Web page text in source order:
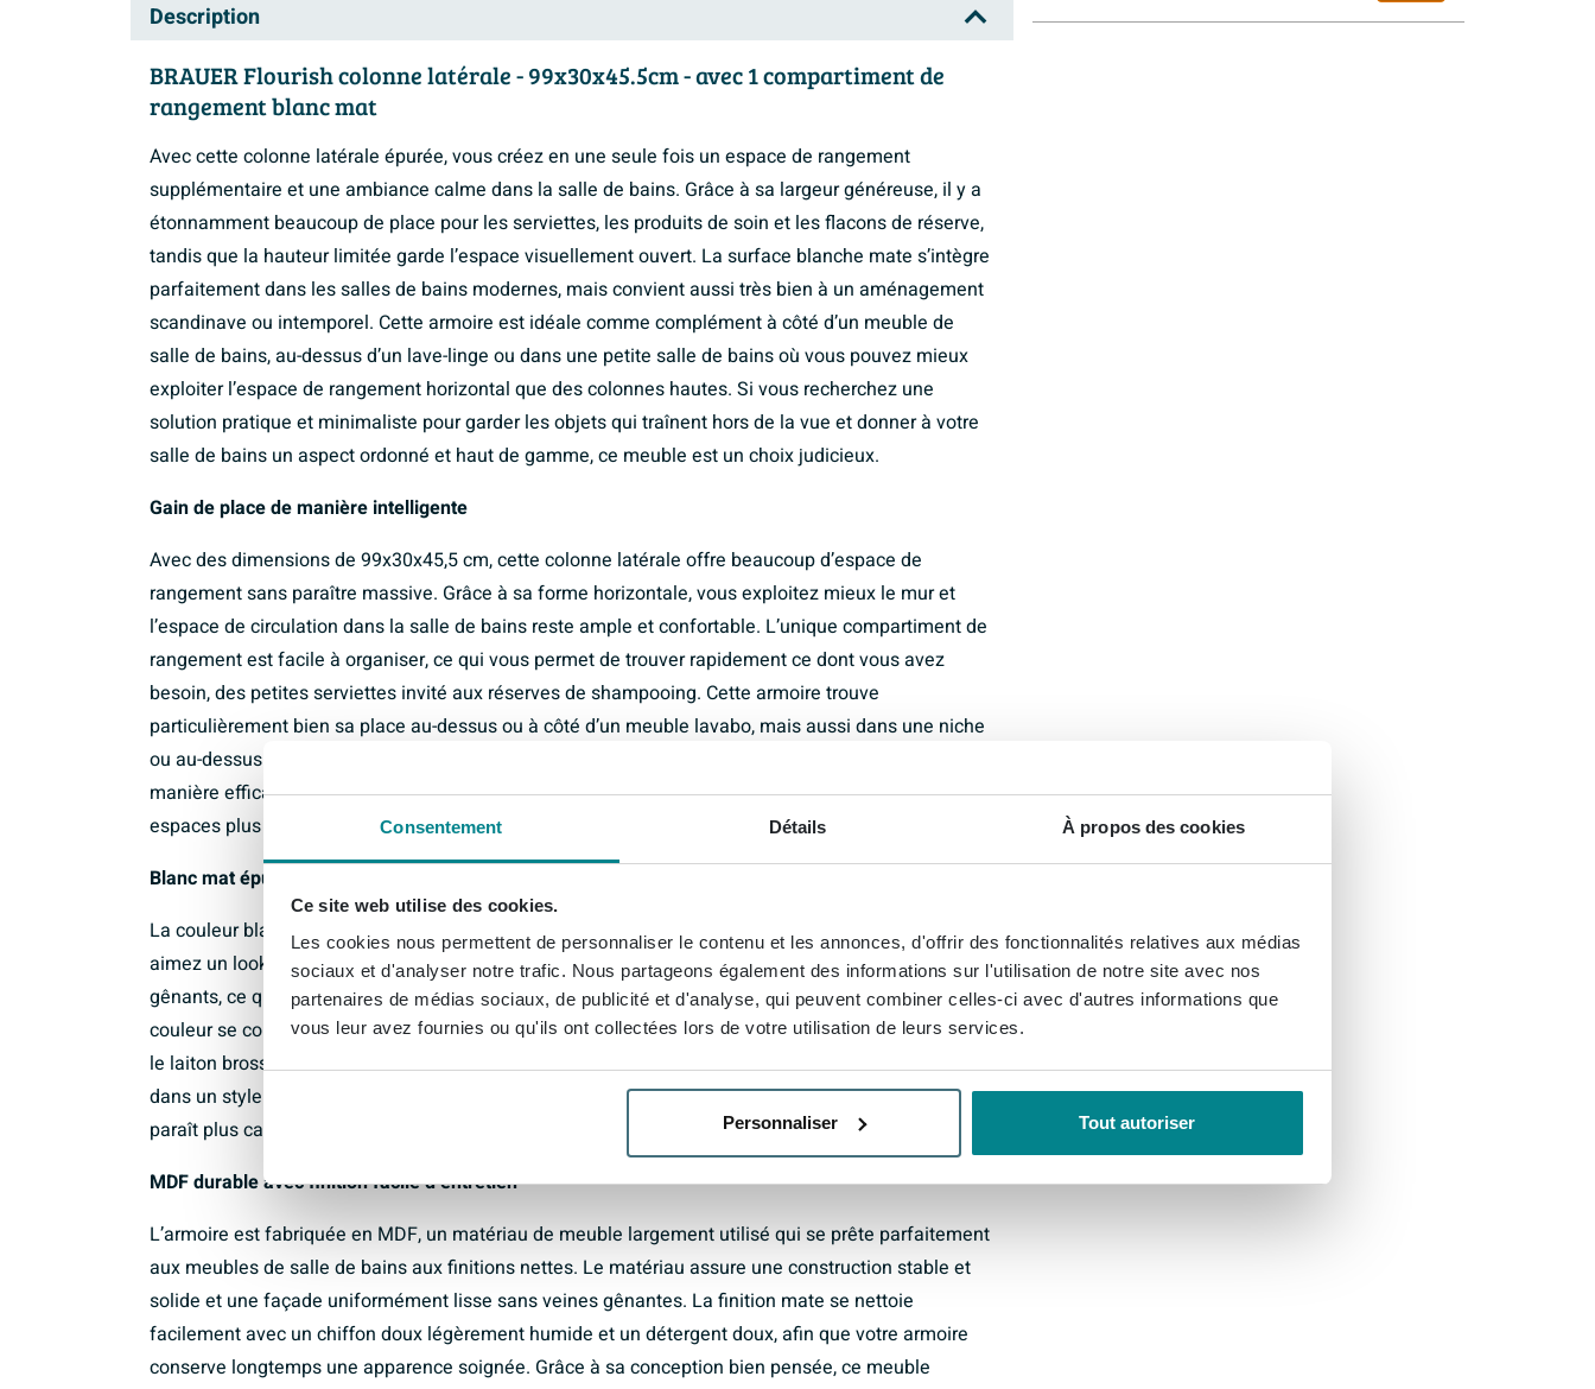
Consentement Détails À propos des cookies
Ce site web utilise des cookies.
Les cookies nous permettent de personnaliser le contenu et les annonces, d'offrir des fonctionnalités relatives aux médias
sociaux et d'analyser notre trafic. Nous partageons également des informations sur l'utilisation de notre site avec nos
partenaires de médias sociaux, de publicité et d'analyse, qui peuvent combiner celles-ci avec d'autres informations que
vous leur avez fournies ou qu'ils ont collectées lors de votre utilisation de leurs services.
Personnaliser Tout autoriser
Description
BRAUER Flourish colonne latérale - 99x30x45.5cm - avec 1 compartiment de
rangement blanc mat
Avec cette colonne latérale épurée, vous créez en une seule fois un espace de rangement
supplémentaire et une ambiance calme dans la salle de bains. Grâce à sa largeur généreuse, il y a
étonnamment beaucoup de place pour les serviettes, les produits de soin et les flacons de réserve,
tandis que la hauteur limitée garde l’espace visuellement ouvert. La surface blanche mate s’intègre
parfaitement dans les salles de bains modernes, mais convient aussi très bien à un aménagement
scandinave ou intemporel. Cette armoire est idéale comme complément à côté d’un meuble de
salle de bains, au-dessus d’un lave-linge ou dans une petite salle de bains où vous pouvez mieux
exploiter l’espace de rangement horizontal que des colonnes hautes. Si vous recherchez une
solution pratique et minimaliste pour garder les objets qui traînent hors de la vue et donner à votre
salle de bains un aspect ordonné et haut de gamme, ce meuble est un choix judicieux.
Gain de place de manière intelligente
Avec des dimensions de 99x30x45,5 cm, cette colonne latérale offre beaucoup d’espace de
rangement sans paraître massive. Grâce à sa forme horizontale, vous exploitez mieux le mur et
l’espace de circulation dans la salle de bains reste ample et confortable. L’unique compartiment de
rangement est facile à organiser, ce qui vous permet de trouver rapidement ce dont vous avez
besoin, des petites serviettes invité aux réserves de shampooing. Cette armoire trouve
particulièrement bien sa place au-dessus ou à côté d’un meuble lavabo, mais aussi dans une niche
ou au-dessus d’un radiateur bas. Vous utilisez ainsi chaque centimètre de votre salle de bains de
manière efficace, ce qui fait une grande différence en termes de confort quotidien, surtout dans les
espaces plus réduits.
Blanc mat épuré pour une salle de bains apaisante
La couleur blanche mate et le design sobre font de cette colonne latérale un excellent choix si vous
aimez un look minimaliste et soigné. Le blanc mat reflète une lumière douce et évite les reflets
gênants, ce qui contribue à une atmosphère détendue dans la salle de bains. En même temps, cette
couleur se combine sans effort avec les teintes sanitaires populaires comme le chrome, le noir ou
le laiton brossé. Ainsi, l’armoire s’intègre aussi bien dans une salle de bains design moderne que
dans un style scandinave lumineux. En optant pour un seul meuble blanc mat continu, l’espace
paraît plus calme et plus luxueux, même lorsque beaucoup de choses y sont rangées.
MDF durable avec finition facile d’entretien
L’armoire est fabriquée en MDF, un matériau de meuble largement utilisé qui se prête parfaitement
aux meubles de salle de bains aux finitions nettes. Le matériau assure une construction stable et
solide et une façade uniformément lisse sans veines gênantes. La finition mate se nettoie
facilement avec un chiffon doux légèrement humide et un détergent doux, afin que votre armoire
conserve longtemps une apparence soignée. Grâce à sa conception bien pensée, ce meuble